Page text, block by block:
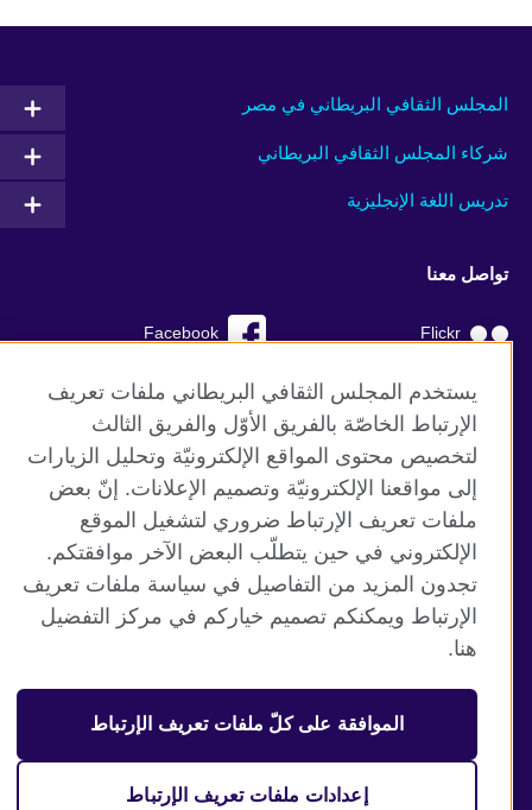
المجلس الثقافي البريطاني في مصر
شركاء المجلس الثقافي البريطاني
تدريس اللغة الإنجليزية
تواصل معنا
Facebook Flickr
YouTube RSS
TikTok
موقع المجلس الثقافي البريطاني العالمي
الخصوصية وشروط الاستخدام
ملفات تعريف الإرتباط
خارطة الموقع
منظمة المملكة المتحدة الدولية للعلاقات الثقافية والفرص
يستخدم المجلس الثقافي البريطاني ملفات تعريف
الإرتباط الخاصّة بالفريق الأوّل والفريق الثالث
لتخصيص محتوى المواقع الإلكترونيّة وتحليل الزيارات
إلى مواقعنا الإلكترونيّة وتصميم الإعلانات. إنّ بعض
ملفات تعريف الإرتباط ضروري لتشغيل الموقع
الإلكتروني في حين يتطلّب البعض الآخر موافقتكم.
تجدون المزيد من التفاصيل في سياسة ملفات تعريف
الإرتباط ويمكنكم تصميم خياركم في مركز التفضيل
هنا.
الموافقة على كلّ ملفات تعريف الإرتباط
إعدادات ملفات تعريف الإرتباط